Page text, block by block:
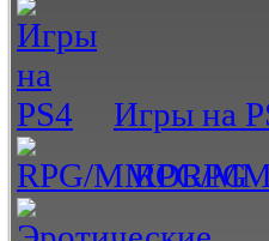
Игры на
RPG/